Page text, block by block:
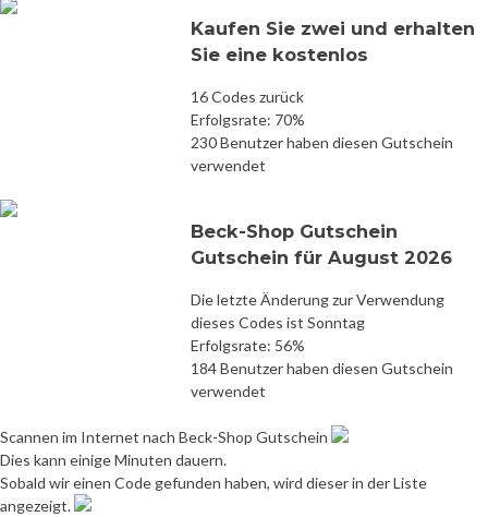
Kaufen Sie zwei und erhalten
Sie eine kostenlos
16 Codes zurück
Erfolgsrate: 70%
230 Benutzer haben diesen Gutschein
verwendet
Beck-Shop Gutschein
Gutschein für August 2026
Die letzte Änderung zur Verwendung
dieses Codes ist Sonntag
Erfolgsrate: 56%
184 Benutzer haben diesen Gutschein
verwendet
Scannen im Internet nach Beck-Shop Gutschein
Dies kann einige Minuten dauern.
Sobald wir einen Code gefunden haben, wird dieser in der Liste
angezeigt.